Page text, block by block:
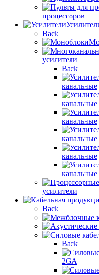
процессоров
Back
усилители
Back
канальные
канальные
канальные
канальные
канальные
канальные
усилители
Back
Back
2GA